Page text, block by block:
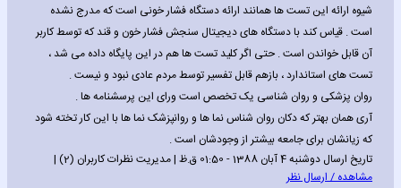
شیوه ارائه این تست ها همانند ارائه دستگاه فشار خونی است که مدرج نشده
است . قیاس کند با دستگاه های دیجیتال سنجش فشار خون و قند که توسط کاربر
آن قابل خواندن است . حتی اگر کلید تست ها هم در این پایگاه داده می شد ،
تست های استاندارد ، بازهم قابل تفسیر توسط مردم عادی نبود و نیست .
روان پزشکی و روان شناسی یک تخصص است ورای این پرسشنامه ها .
آری همان بهتر که دکان روان شناس نما ها و روانپزشک نما ها با این کار تخته شود
که زیانشان برای جامعه بیشتر از وجودشان است .
تاریخ ارسال دوشنبه 4 آبان 1388 - 01:50 ق.ظ | مدیریت نظرات کاربران (2) |
مشاهده / ارسال نظر